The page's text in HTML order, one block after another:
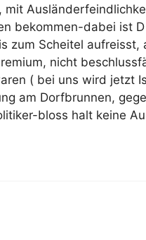
mit
bekommen-dabei ist
zum Scheitel
nicht
( bei uns wird jetzt
am Dorfbrunnen,
bloss halt keine